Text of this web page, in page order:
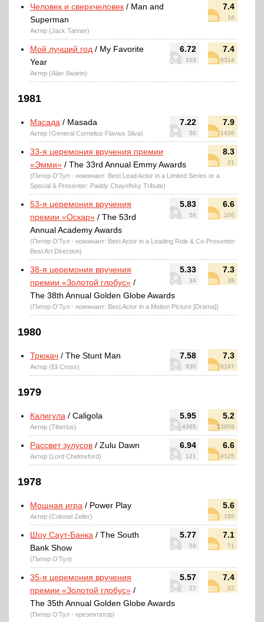
7.4
16
Человек и сверхчеловек / Man and
Superman
Актер (Jack Tanner)
6.72
103
7.4
6314
Мой лучший год / My Favorite
Year
Актер (Alan Swann)
1981
7.22
50
7.9
1436
Масада / Masada
Актер (General Cornelius Flavius Silva)
8.3
21
33-я церемония вручения премии
«Эмми» / The 33rd Annual Emmy Awards
(Питер О’Тул - номинант: Best Lead Actor in a Limited Series or a
Special & Presenter: Paddy Chayefsky Tribute)
5.83
56
6.6
106
53-я церемония вручения
премии «Оскар» / The 53rd
Annual Academy Awards
(Питер О’Тул - номинант: Best Actor in a Leading Role & Co-Presenter:
Best Art Direction)
5.33
34
7.3
38
38-я церемония вручения
премии «Золотой глобус» /
The 38th Annual Golden Globe Awards
(Питер О’Тул - номинант: Best Actor in a Motion Picture [Drama])
1980
7.58
930
7.3
6167
Трюкач / The Stunt Man
Актер (Eli Cross)
1979
5.95
4365
5.2
23959
Калигула / Caligola
Актер (Tiberius)
6.94
121
6.6
4125
Рассвет зулусов / Zulu Dawn
Актер (Lord Chelmsford)
1978
5.6
185
Мощная игра / Power Play
Актер (Colonel Zeller)
5.77
59
7.1
71
Шоу Саут-Банка / The South
Bank Show
(Питер О’Тул)
5.57
27
7.4
22
35-я церемония вручения
премии «Золотой глобус» /
The 35th Annual Golden Globe Awards
(Питер О’Тул - презентатор)